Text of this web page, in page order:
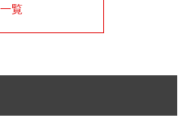
一覧